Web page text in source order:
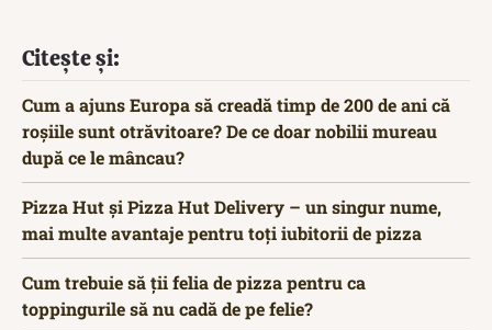
Citește și:
Cum a ajuns Europa să creadă timp de 200 de ani că
roșiile sunt otrăvitoare? De ce doar nobilii mureau
după ce le mâncau?
Pizza Hut și Pizza Hut Delivery – un singur nume,
mai multe avantaje pentru toți iubitorii de pizza
Cum trebuie să ții felia de pizza pentru ca
toppingurile să nu cadă de pe felie?